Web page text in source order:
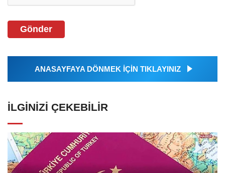
Gönder
ANASAYFAYA DÖNMEK İÇİN TIKLAYINIZ
İLGINIZI ÇEKEBILIR